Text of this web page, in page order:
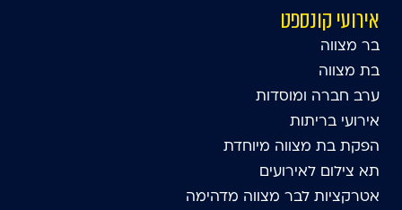
אירועי קונספט
בר מצווה
בת מצווה
ערב חברה ומוסדות
אירועי בריתות
הפקת בת מצווה מיוחדת
תא צילום לאירועים
אטרקציות לבר מצווה מדהימה